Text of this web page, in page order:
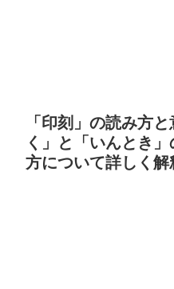
「印刻」の読み方
く」と「いんとき
方について詳しく解